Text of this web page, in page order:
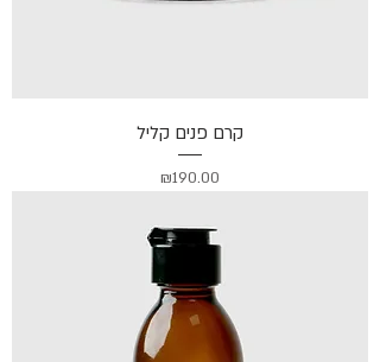
קרם פנים קליל
מחיר
₪190.00